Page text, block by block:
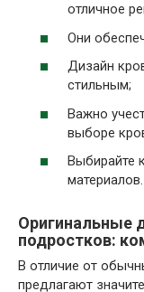
отличное
Они
Дизайн
стильным;
Важно
выборе
Выбирайте
материалов.
Оригинальные
подростков:
В отличие от
предлагают